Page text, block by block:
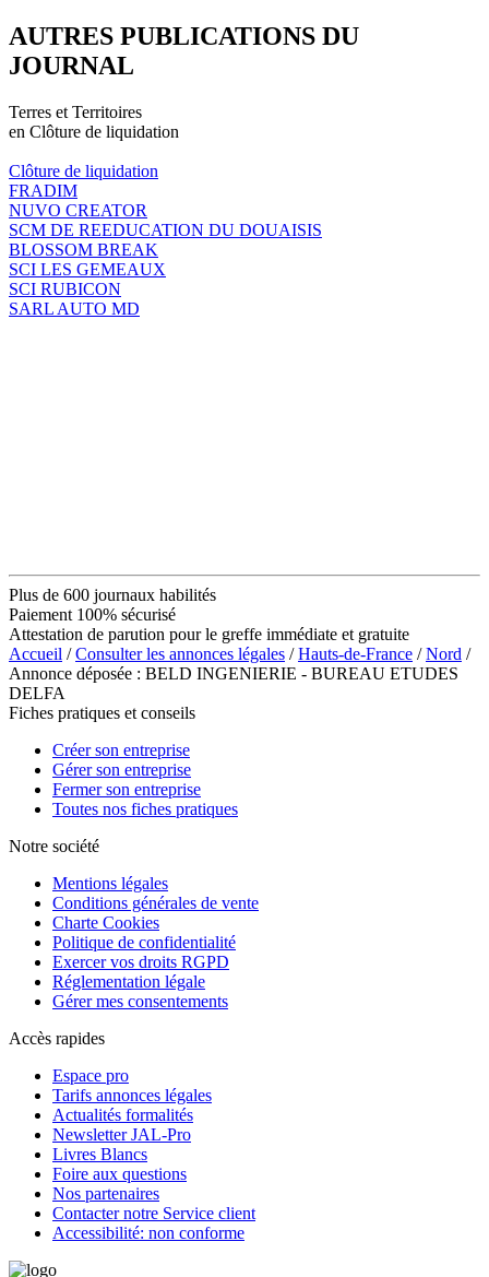
AUTRES PUBLICATIONS DU
JOURNAL
Terres et Territoires
en Clôture de liquidation
Clôture de liquidation
FRADIM
NUVO CREATOR
SCM DE REEDUCATION DU DOUAISIS
BLOSSOM BREAK
SCI LES GEMEAUX
SCI RUBICON
SARL AUTO MD
Plus de 600 journaux habilités
Paiement 100% sécurisé
Attestation de parution pour le greffe immédiate et gratuite
Accueil /Consulter les annonces légales /Hauts-de-France /Nord /
Annonce déposée : BELD INGENIERIE - BUREAU ETUDES
DELFA
Fiches pratiques et conseils
Créer son entreprise
Gérer son entreprise
Fermer son entreprise
Toutes nos fiches pratiques
Notre société
Mentions légales
Conditions générales de vente
Charte Cookies
Politique de confidentialité
Exercer vos droits RGPD
Réglementation légale
Gérer mes consentements
Accès rapides
Espace pro
Tarifs annonces légales
Actualités formalités
Newsletter JAL-Pro
Livres Blancs
Foire aux questions
Nos partenaires
Contacter notre Service client
Accessibilité: non conforme